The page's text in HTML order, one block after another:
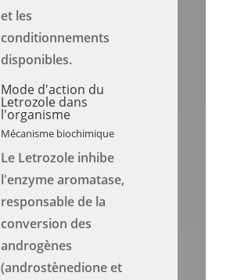
et les
conditionnements
disponibles.
Mode d'action du
Letrozole dans
l'organisme
Mécanisme biochimique
Le Letrozole inhibe
l'enzyme aromatase,
responsable de la
conversion des
androgènes
(androstènedione et